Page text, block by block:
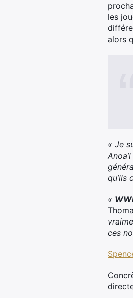
les
alors
« Je
qu’ils
«
ces